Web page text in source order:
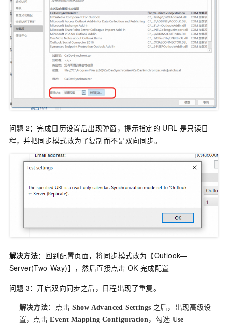
问题 2：完成日历设置后出现弹窗，提示指定的 URL 是只读日
程，并把同步模式改为了复制而不是双向同步。
解决方法：回到配置页面，将同步模式改为【Outlook—
Server(Two-Way)】，然后直接点击 OK 完成配置
问题 3：开启双向同步之后，日程出现了重复。
解决方法：点击 Show Advanced Settings 之后，出现高级设
置，点击 Event Mapping Configuration ，勾选 Use